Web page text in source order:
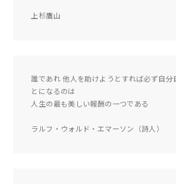
上杉鷹山
誰であれ 他人を助けようとすれば必ず自分
とになるのは
人生の最も美しい報酬の一つである
ラルフ・ウォルド・エマーソン（詩人）